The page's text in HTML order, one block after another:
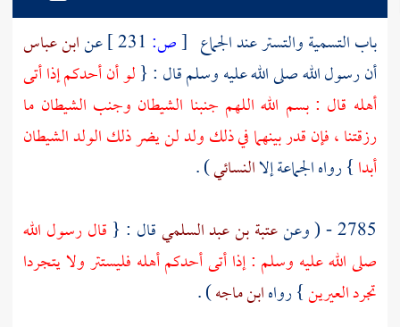
باب التسمية والتستر عند الجماع [ص: عنابن عباس
أن رسول الله صلى الله عليه وسلم قال : {لو أن أحدكم إذا أتى
أهله قال : بسم الله اللهم جنبنا الشيطان وجنب الشيطان ما
رزقتنا ، فإن قدر بينهما في ذلك ولد لن يضر ذلك الولد الشيطان
أبدا} رواه الجماعة إلاالنسائي) .
2785 - ( وعن
عتبة بن عبد السلميقال : { قال رسول الله
صلى الله عليه وسلم : إذا أتى أحدكم أهله فليستتر ولا يتجردا
تجرد العيرين} رواهابن ماجه) .